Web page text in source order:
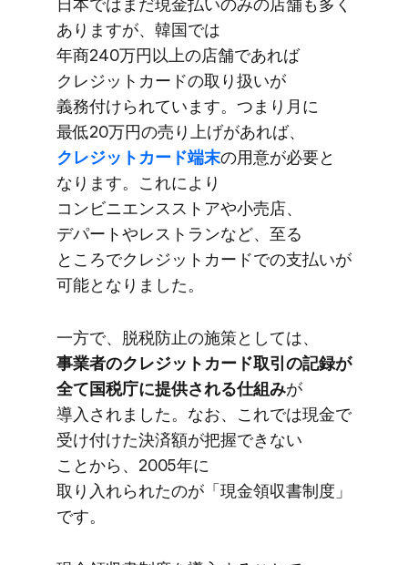
日本では​まだ​現金払いのみの​店舗も​多く​
ありますが、​韓国では​
年商240万円以上の​店舗で​あれば​
クレジットカードの​取り扱いが​
義務付けられています。​つまり​月に​
最低20万円の​売り上げが​あれば、
クレジットカード端末の​用意が​必要と​
なります。​これに​より​
コンビニエンスストアや​小売店、​
デパートや​レストランなど、​至る​
ところで​クレジットカードでの​支払いが​
可能と​なりました。
一方で、​脱税防止の​施策と​しては、
事業者の​クレジットカード取引の​記録が​
全て​国税庁に​提供される​仕組みが​
導入されました。​なお、​これでは​現金で​
受け付けた​決済額が​把握できない​
ことから、​2005年に​
取り入れられたのが​「現金領収書制度」
です。